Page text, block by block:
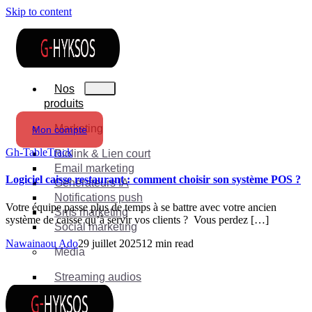
Skip to content
Nos
produits
Marketing
Biolink & Lien court
Email marketing
Générateurs IA
Notifications push
Sms marketing
Social marketing
Média
Streaming audios
Suite
Mon compte
Gh-TableTrack
Logiciel caisse restaurant : comment choisir son système POS ?
Votre équipe passe plus de temps à se battre avec votre ancien
système de caisse qu’à servir vos clients ? Vous perdez […]
Nawainaou Ado29 juillet 202512 min read